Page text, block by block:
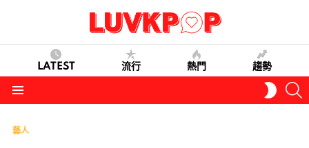
LATEST 流行 熱門 趨勢
SKIN
藝人